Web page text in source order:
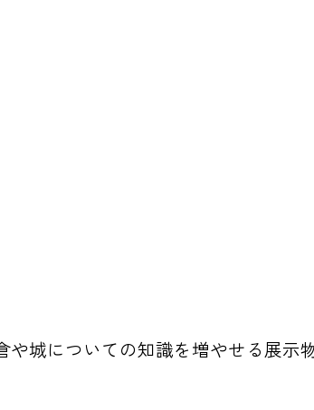
城についての知識を増やせる展